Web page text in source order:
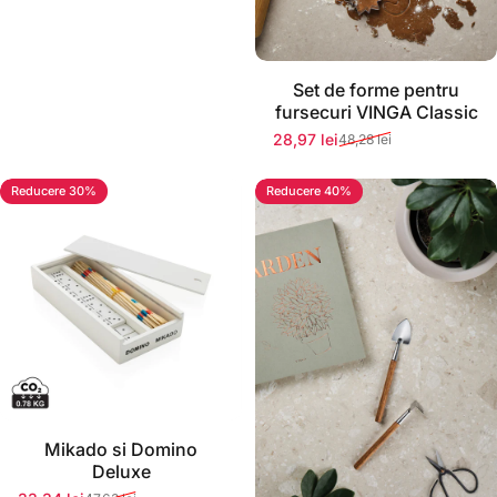
Set de forme pentru
fursecuri VINGA Classic
Preț redus
28,97 lei
Preț normal48,28 lei
Reducere 30%
Stoc momentan epuizat
Mikado si Domino
Deluxe
Reducere 40%